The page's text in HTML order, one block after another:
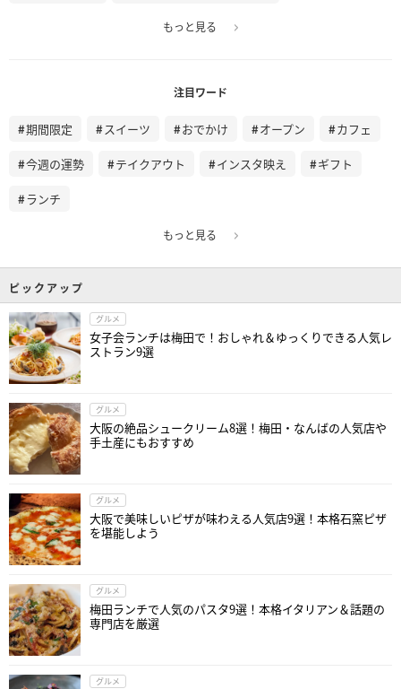
もっと見る
注目ワード
期間限定 スイーツ おでかけ オープン カフェ
今週の運勢 テイクアウト インスタ映え ギフト
ランチ
もっと見る
ピックアップ
グルメ
女子会ランチは梅田で！おしゃれ＆ゆっくりできる人気レ
ストラン9選
グルメ
大阪の絶品シュークリーム8選！梅田・なんばの人気店や
手土産にもおすすめ
グルメ
大阪で美味しいピザが味わえる人気店9選！本格石窯ピザ
を堪能しよう
グルメ
梅田ランチで人気のパスタ9選！本格イタリアン＆話題の
専門店を厳選
グルメ